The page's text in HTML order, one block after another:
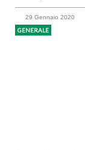
29 Gennaio 2020
GENERALE